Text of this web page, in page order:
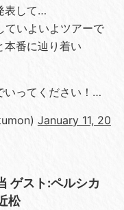
表して…
ていよいよツアーで
本番に辿り着い
いってください！…
January 11, 20
ゲスト:ペルシカ
松